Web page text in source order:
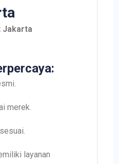
Jakarta
merek.
layanan